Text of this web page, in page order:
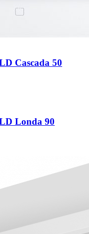
Cascada 50
Londa 90